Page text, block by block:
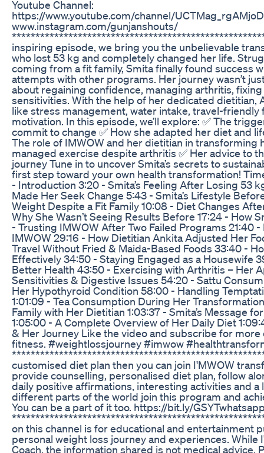
Youtube Channel:
https://www.youtube.com/channel/
www.instagram.com/gunjanshouts/
inspiring episode, we bring you the unbelievable
who lost 53 kg and completely changed her life.
coming from a fit family, Smita finally found success
attempts with other programs. Her journey wasn’t
about regaining confidence, managing arthritis,
sensitivities. With the help of her dedicated dietitian,
like stress management, water intake, travel-friendly
motivation. In this episode, we’ll explore: ✅ The
commit to change ✅ How she adapted her diet and
The role of IMWOW and her dietitian in transforming
managed exercise despite arthritis ✅ Her advice to
journey Tune in to uncover Smita’s secrets to
first step toward your own health transformation!
- Introduction 3:20 - Smita’s Feeling After Losing 53
Made Her Seek Change 5:43 - Smita’s Lifestyle
Weight Despite a Fit Family 10:08 - Diet Changes
Why She Wasn’t Seeing Results Before 17:24 - How
- Trusting IMWOW After Two Failed Programs 21:40
IMWOW 29:16 - How Dietitian Ankita Adjusted Her
Travel Without Fried & Maida-Based Foods 33:40 -
Effectively 34:50 - Staying Engaged as a Housewife
Better Health 43:50 - Exercising with Arthritis – Her
Sensitivities & Digestive Issues 54:20 - Sattu
Her Hypothyroid Condition 58:00 - Handling
1:01:09 - Tea Consumption During Her
Family with Her Dietitian 1:03:37 - Smita’s Message
1:05:00 - A Complete Overview of Her Daily Diet
& Her Journey Like the video and subscribe for
fitness. #weightlossjourney #imwow
customised diet plan then you can join I'MWOW
provide counselling, personalised diet plan, follow
daily positive affirmations, interesting activities and
different parts of the world join this program and
You can be a part of it too. https://bit.ly/
on this channel is for educational and entertainment
personal weight loss journey and experiences. While
Coach, the information shared is not medical advice.